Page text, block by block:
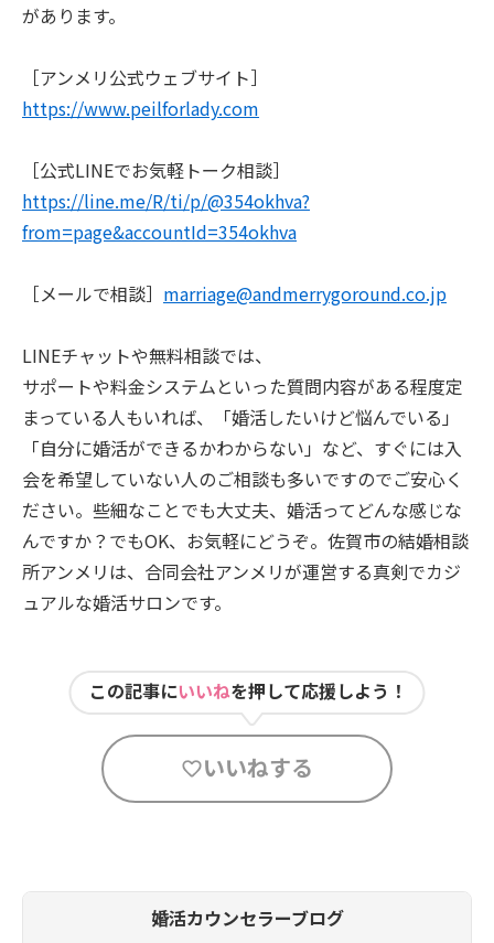
があります。
［アンメリ公式ウェブサイト］
https://www.peilforlady.com
［公式LINEでお気軽トーク相談］
https://line.me/R/ti/p/@354okhva?
from=page&accountId=354okhva
［メールで相談］ marriage@andmerrygoround.co.jp
LINEチャットや無料相談では、
サポートや料金システムといった質問内容がある程度定
まっている人もいれば、「婚活したいけど悩んでいる」
「自分に婚活ができるかわからない」など、すぐには入
会を希望していない人のご相談も多いですのでご安心く
ださい。些細なことでも大丈夫、婚活ってどんな感じな
んですか？でもOK、お気軽にどうぞ。佐賀市の結婚相談
所アンメリは、合同会社アンメリが運営する真剣でカジ
ュアルな婚活サロンです。
この記事にいいねを押して応援しよう！
いいねする
婚活カウンセラーブログ